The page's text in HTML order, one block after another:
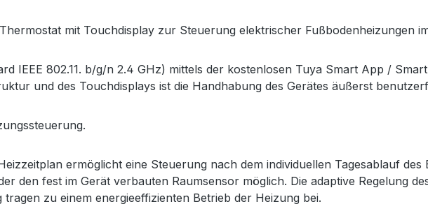
mit Touchdisplay zur Steuerung elektrischer Fußbodenheizungen
IEEE 802.11. b/g/n 2.4 GHz) mittels der kostenlosen Tuya Smart App /
und des Touchdisplays ist die Handhabung des Gerätes äußerst
ermöglicht eine Steuerung nach dem individuellen Tagesablauf
den fest im Gerät verbauten Raumsensor möglich. Die adaptive Regelung
zu einem energieeffizienten Betrieb der Heizung bei.